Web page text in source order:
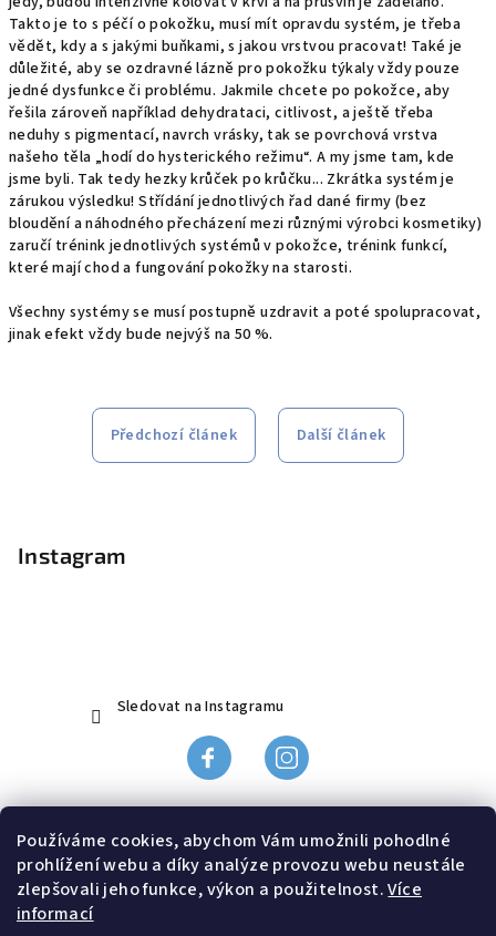
Používáme cookies, abychom Vám umožnili pohodlné
prohlížení webu a díky analýze provozu webu neustále
zlepšovali jeho funkce, výkon a použitelnost.Více
informací
Takto je to s péčí o pokožku, musí mít opravdu systém, je třeba
vědět, kdy a s jakými buňkami, s jakou vrstvou pracovat! Také je
důležité, aby se ozdravné lázně pro pokožku týkaly vždy pouze
jedné dysfunkce či problému. Jakmile chcete po pokožce, aby
řešila zároveň například dehydrataci, citlivost, a ještě třeba
neduhy s pigmentací, navrch vrásky, tak se povrchová vrstva
našeho těla „hodí do hysterického režimu“. A my jsme tam, kde
jsme byli. Tak tedy hezky krůček po krůčku... Zkrátka systém je
zárukou výsledku! Střídání jednotlivých řad dané firmy (bez
bloudění a náhodného přecházení mezi různými výrobci kosmetiky)
zaručí trénink jednotlivých systémů v pokožce, trénink funkcí,
které mají chod a fungování pokožky na starosti.
Všechny systémy se musí postupně uzdravit a poté spolupracovat,
jinak efekt vždy bude nejvýš na 50 %.
Předchozí článek Další článek
Instagram
Sledovat na Instagramu
Ochrana údajů
Odstoupení od smlouvy, reklamace